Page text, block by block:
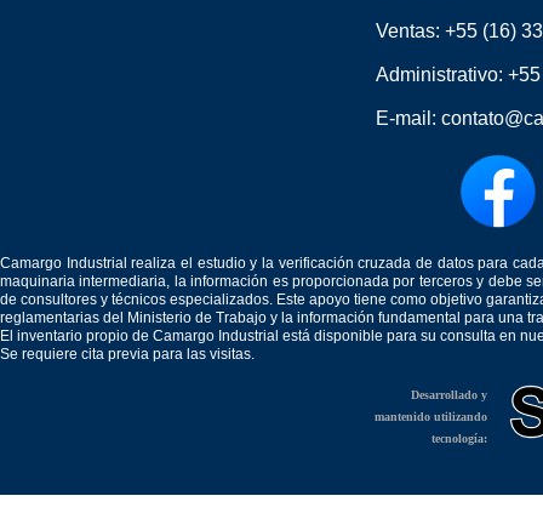
Ventas: +55 (16)
Administrativo:
E-mail:
Camargo Industrial realiza el estudio y la verificación cruzada de datos para
maquinaria intermediaria, la información es proporcionada por terceros y debe
de consultores y técnicos especializados. Este apoyo tiene como objetivo
reglamentarias del Ministerio de Trabajo y la información fundamental para una
El inventario propio de Camargo Industrial está disponible para su consulta en
Se requiere cita previa para las visitas.
Desarrollado y
mantenido utilizando
tecnología: